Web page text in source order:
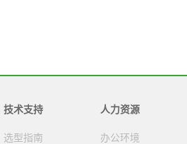
技术支持
选型指南
人力资源
办公环境